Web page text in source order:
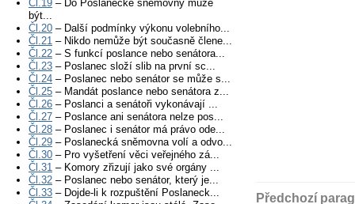
Čl.19 – Do Poslanecké sněmovny může
být...
Čl.20 – Další podmínky výkonu volebního...
Čl.21 – Nikdo nemůže být současně člene...
Čl.22 – S funkcí poslance nebo senátora...
Čl.23 – Poslanec složí slib na první sc...
Čl.24 – Poslanec nebo senátor se může s...
Čl.25 – Mandát poslance nebo senátora z...
Čl.26 – Poslanci a senátoři vykonávají ...
Čl.27 – Poslance ani senátora nelze pos...
Čl.28 – Poslanec i senátor má právo ode...
Čl.29 – Poslanecká sněmovna volí a odvo...
Čl.30 – Pro vyšetření věci veřejného zá...
Čl.31 – Komory zřizují jako své orgány ...
Čl.32 – Poslanec nebo senátor, který je...
Čl.33 – Dojde-li k rozpuštění Poslaneck...
Předchozí